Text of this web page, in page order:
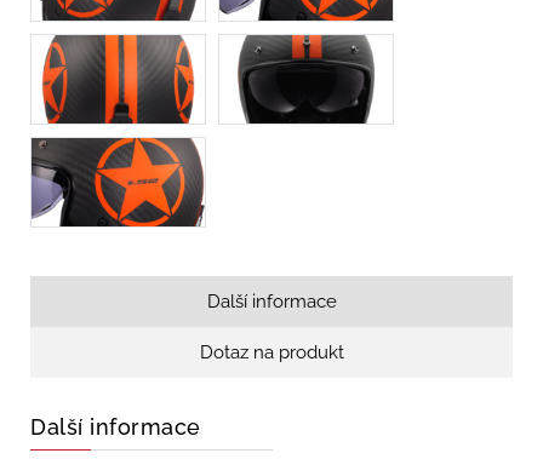
Další informace
Dotaz na produkt
Další informace